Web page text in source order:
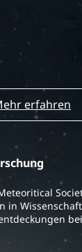
erfahren
in